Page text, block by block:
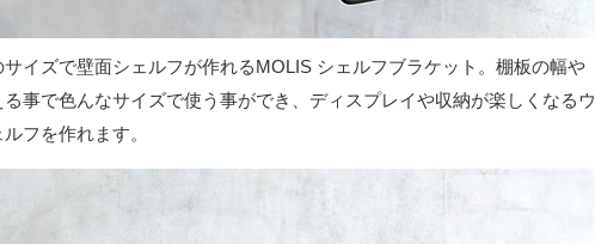
イズで壁面シェルフが作れるMOLIS シェルフブラケット。棚板の幅や
事で色んなサイズで使う事ができ、ディスプレイや収納が楽しくなるウ
フを作れます。